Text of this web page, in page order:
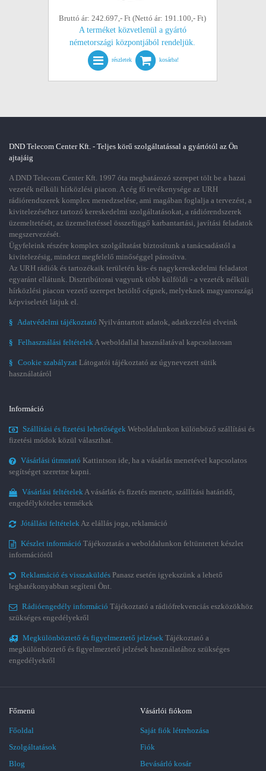
Bruttó ár: 242.697,- Ft (Nettó ár: 191.100,- Ft)
A terméket közvetlenül a gyártó
németországi központjából rendeljük.
részletek kosárba!
DND Telecom Center Kft. - Teljes körű szolgáltatással a gyártótól az Ön
ajtajáig
A DND Telecom Center Kft. 1997 óta meghatározó szerepet tölt be a hazai
vezeték nélküli hírközlési piacon. A cég fő tevékenysége az URH
rádiórendszerek komplex menedzselése, ami magában foglalja a tervezést, a
kivitelezéséhez tartozó kereskedelmi szolgáltatásokat, a rádiórendszerek
üzemeltetését, az üzemeltetéssel összefüggő karbantartási, javítási feladatok
megszervezését.
Ügyfeleink részére komplex szolgáltatást biztosítunk a tanácsadástól a
kivitelezésig, mindezt megfelelő minőséggel párosítva.
Az URH rádiók és tartozékaik területén kis- és nagykereskedelmi feladatot
egyaránt ellátunk. Disztribútorai vagyunk több külföldi - a vezeték nélküli
hírközlési piacon vezető szerepet betöltő cégnek, melyeknek magyarországi
képviseletét látjuk el.
§ Adatvédelmi tájékoztató Nyilvántartott adatok, adatkezelési elveink
§ Felhasználási feltételekA weboldallal használatával kapcsolatosan
§ Cookie szabályzat Látogatói tájékoztató az úgynevezett sütik
használatáról
Információ
Szállítási és fizetési lehetőségek Weboldalunkon különböző szállítási és
fizetési módok közül választhat.
Vásárlási útmutató Kattintson ide, ha a vásárlás menetével kapcsolatos
segítséget szeretne kapni.
Vásárlási feltételekA vásárlás és fizetés menete, szállítási határidő,
engedélyköteles termékek
Jótállási feltételekAz elállás joga, reklamáció
Készlet információ Tájékoztatás a weboldalunkon feltüntetett készlet
információról
Reklamáció és visszaküldés Panasz esetén igyekszünk a lehető
leghatékonyabban segíteni Önt.
Rádióengedély információ Tájékoztató a rádiófrekvenciás eszközökhöz
szükséges engedélyekről
Megkülönböztető és figyelmeztető jelzések Tájékoztató a
megkülönböztető és figyelmeztető jelzések használatához szükséges
engedélyekről
Főmenü
Főoldal
Szolgáltatások
Blog
Vásárlói fiókom
Saját fiók létrehozása
Fiók
Bevásárló kosár